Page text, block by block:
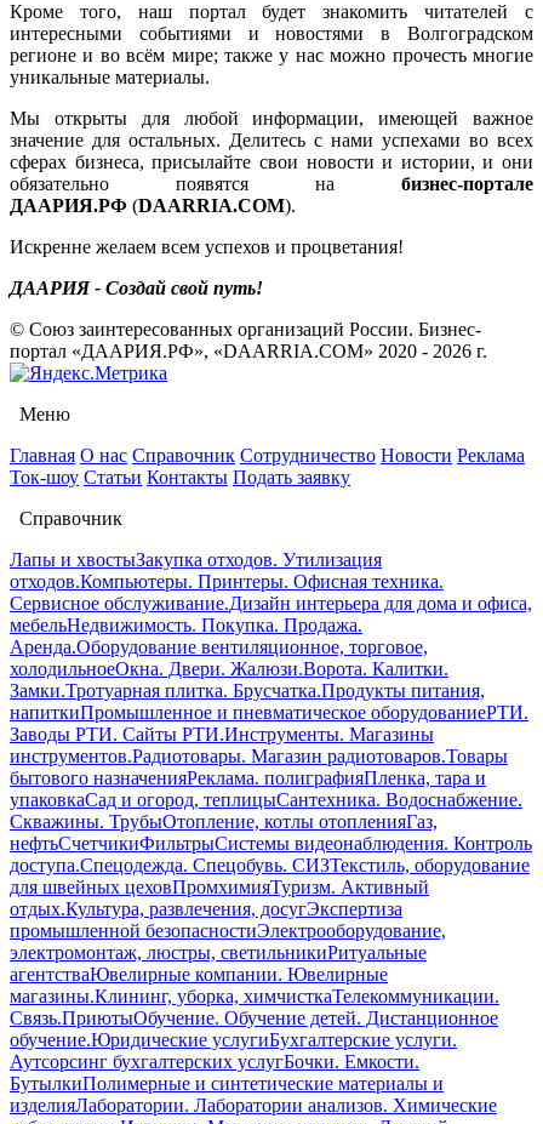
Кроме того, наш портал будет знакомить читателей с
интересными событиями и новостями в Волгоградском
регионе и во всём мире; также у нас можно прочесть многие
уникальные материалы.
Мы открыты для любой информации, имеющей важное
значение для остальных. Делитесь с нами успехами во всех
сферах бизнеса, присылайте свои новости и истории, и они
обязательно появятся на бизнес-портале
ДААРИЯ.РФ (DAARRIA.COM).
Искренне желаем всем успехов и процветания!
ДААРИЯ - Создай свой путь!
© Союз заинтересованных организаций России. Бизнес-
портал «ДААРИЯ.РФ», «DAARRIA.COM» 2020 - 2026 г.
Меню
Главная О нас Справочник Сотрудничество Новости Реклама
Ток-шоу Статьи Контакты Подать заявку
Справочник
Лапы и хвостыЗакупка отходов. Утилизация
отходов.Компьютеры. Принтеры. Офисная техника.
Сервисное обслуживание.Дизайн интерьера для дома и офиса,
мебельНедвижимость. Покупка. Продажа.
Аренда.Оборудование вентиляционное, торговое,
холодильноеОкна. Двери. Жалюзи.Ворота. Калитки.
Замки.Тротуарная плитка. Брусчатка.Продукты питания,
напиткиПромышленное и пневматическое оборудованиеРТИ.
Заводы РТИ. Сайты РТИ.Инструменты. Магазины
инструментов.Радиотовары. Магазин радиотоваров.Товары
бытового назначенияРеклама. полиграфияПленка, тара и
упаковкаСад и огород, теплицыСантехника. Водоснабжение.
Скважины. ТрубыОтопление, котлы отопленияГаз,
нефтьСчетчикиФильтрыСистемы видеонаблюдения. Контроль
доступа.Спецодежда. Спецобувь. СИЗТекстиль, оборудование
для швейных цеховПромхимияТуризм. Активный
отдых.Культура, развлечения, досугЭкспертиза
промышленной безопасностиЭлектрооборудование,
электромонтаж, люстры, светильникиРитуальные
агентстваЮвелирные компании. Ювелирные
магазины.Клининг, уборка, химчисткаТелекоммуникации.
Связь.ПриютыОбучение. Обучение детей. Дистанционное
обучение.Юридические услугиБухгалтерские услуги.
Аутсорсинг бухгалтерских услугБочки. Емкости.
БутылкиПолимерные и синтетические материалы и
изделияЛаборатории. Лаборатории анализов. Химические